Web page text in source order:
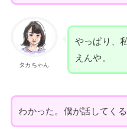
タカちゃん
やっぱり、
えんや。
わかった。僕が話してくる